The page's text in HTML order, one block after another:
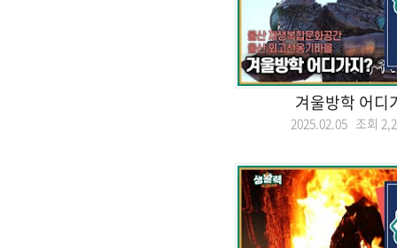
겨울방학 어디
2025.02.05 조회